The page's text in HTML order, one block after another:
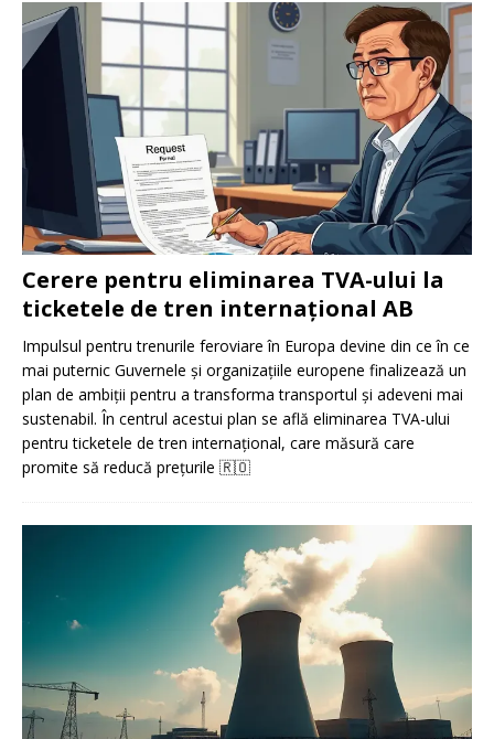
Cerere pentru eliminarea TVA-ului la
ticketele de tren internațional AB
Impulsul pentru trenurile feroviare în Europa devine din ce în ce
mai puternic Guvernele și organizațiile europene finalizează un
plan de ambiții pentru a transforma transportul și adeveni mai
sustenabil. În centrul acestui plan se află eliminarea TVA-ului
pentru ticketele de tren internațional, care măsură care
promite să reducă prețurile 🇷🇴